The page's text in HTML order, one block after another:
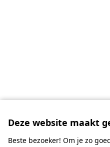
Deze website maakt
Beste bezoeker! Om je zo